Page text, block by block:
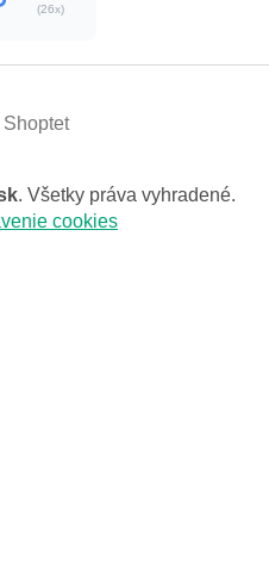
(26x)
. Všetky práva vyhradené.
cookies